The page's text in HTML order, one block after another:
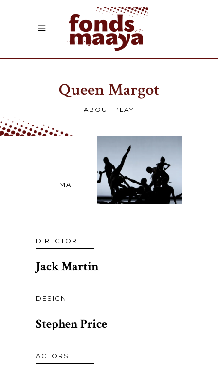
Queen Margot
ABOUT PLAY
MAI
DIRECTOR
Jack Martin
DESIGN
Stephen Price
ACTORS